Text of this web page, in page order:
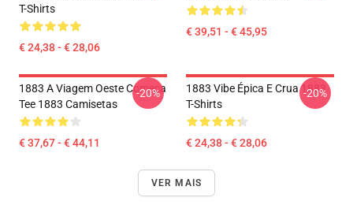
T-Shirts
€ 24,38 - € 28,06
€ 39,51 - € 45,95
1883 A Viagem Oeste Começa
Tee 1883 Camisetas
€ 37,67 - € 44,11
-20%
1883 Vibe Épica E Crua 1883
T-Shirts
€ 24,38 - € 28,06
-20%
VER MAIS